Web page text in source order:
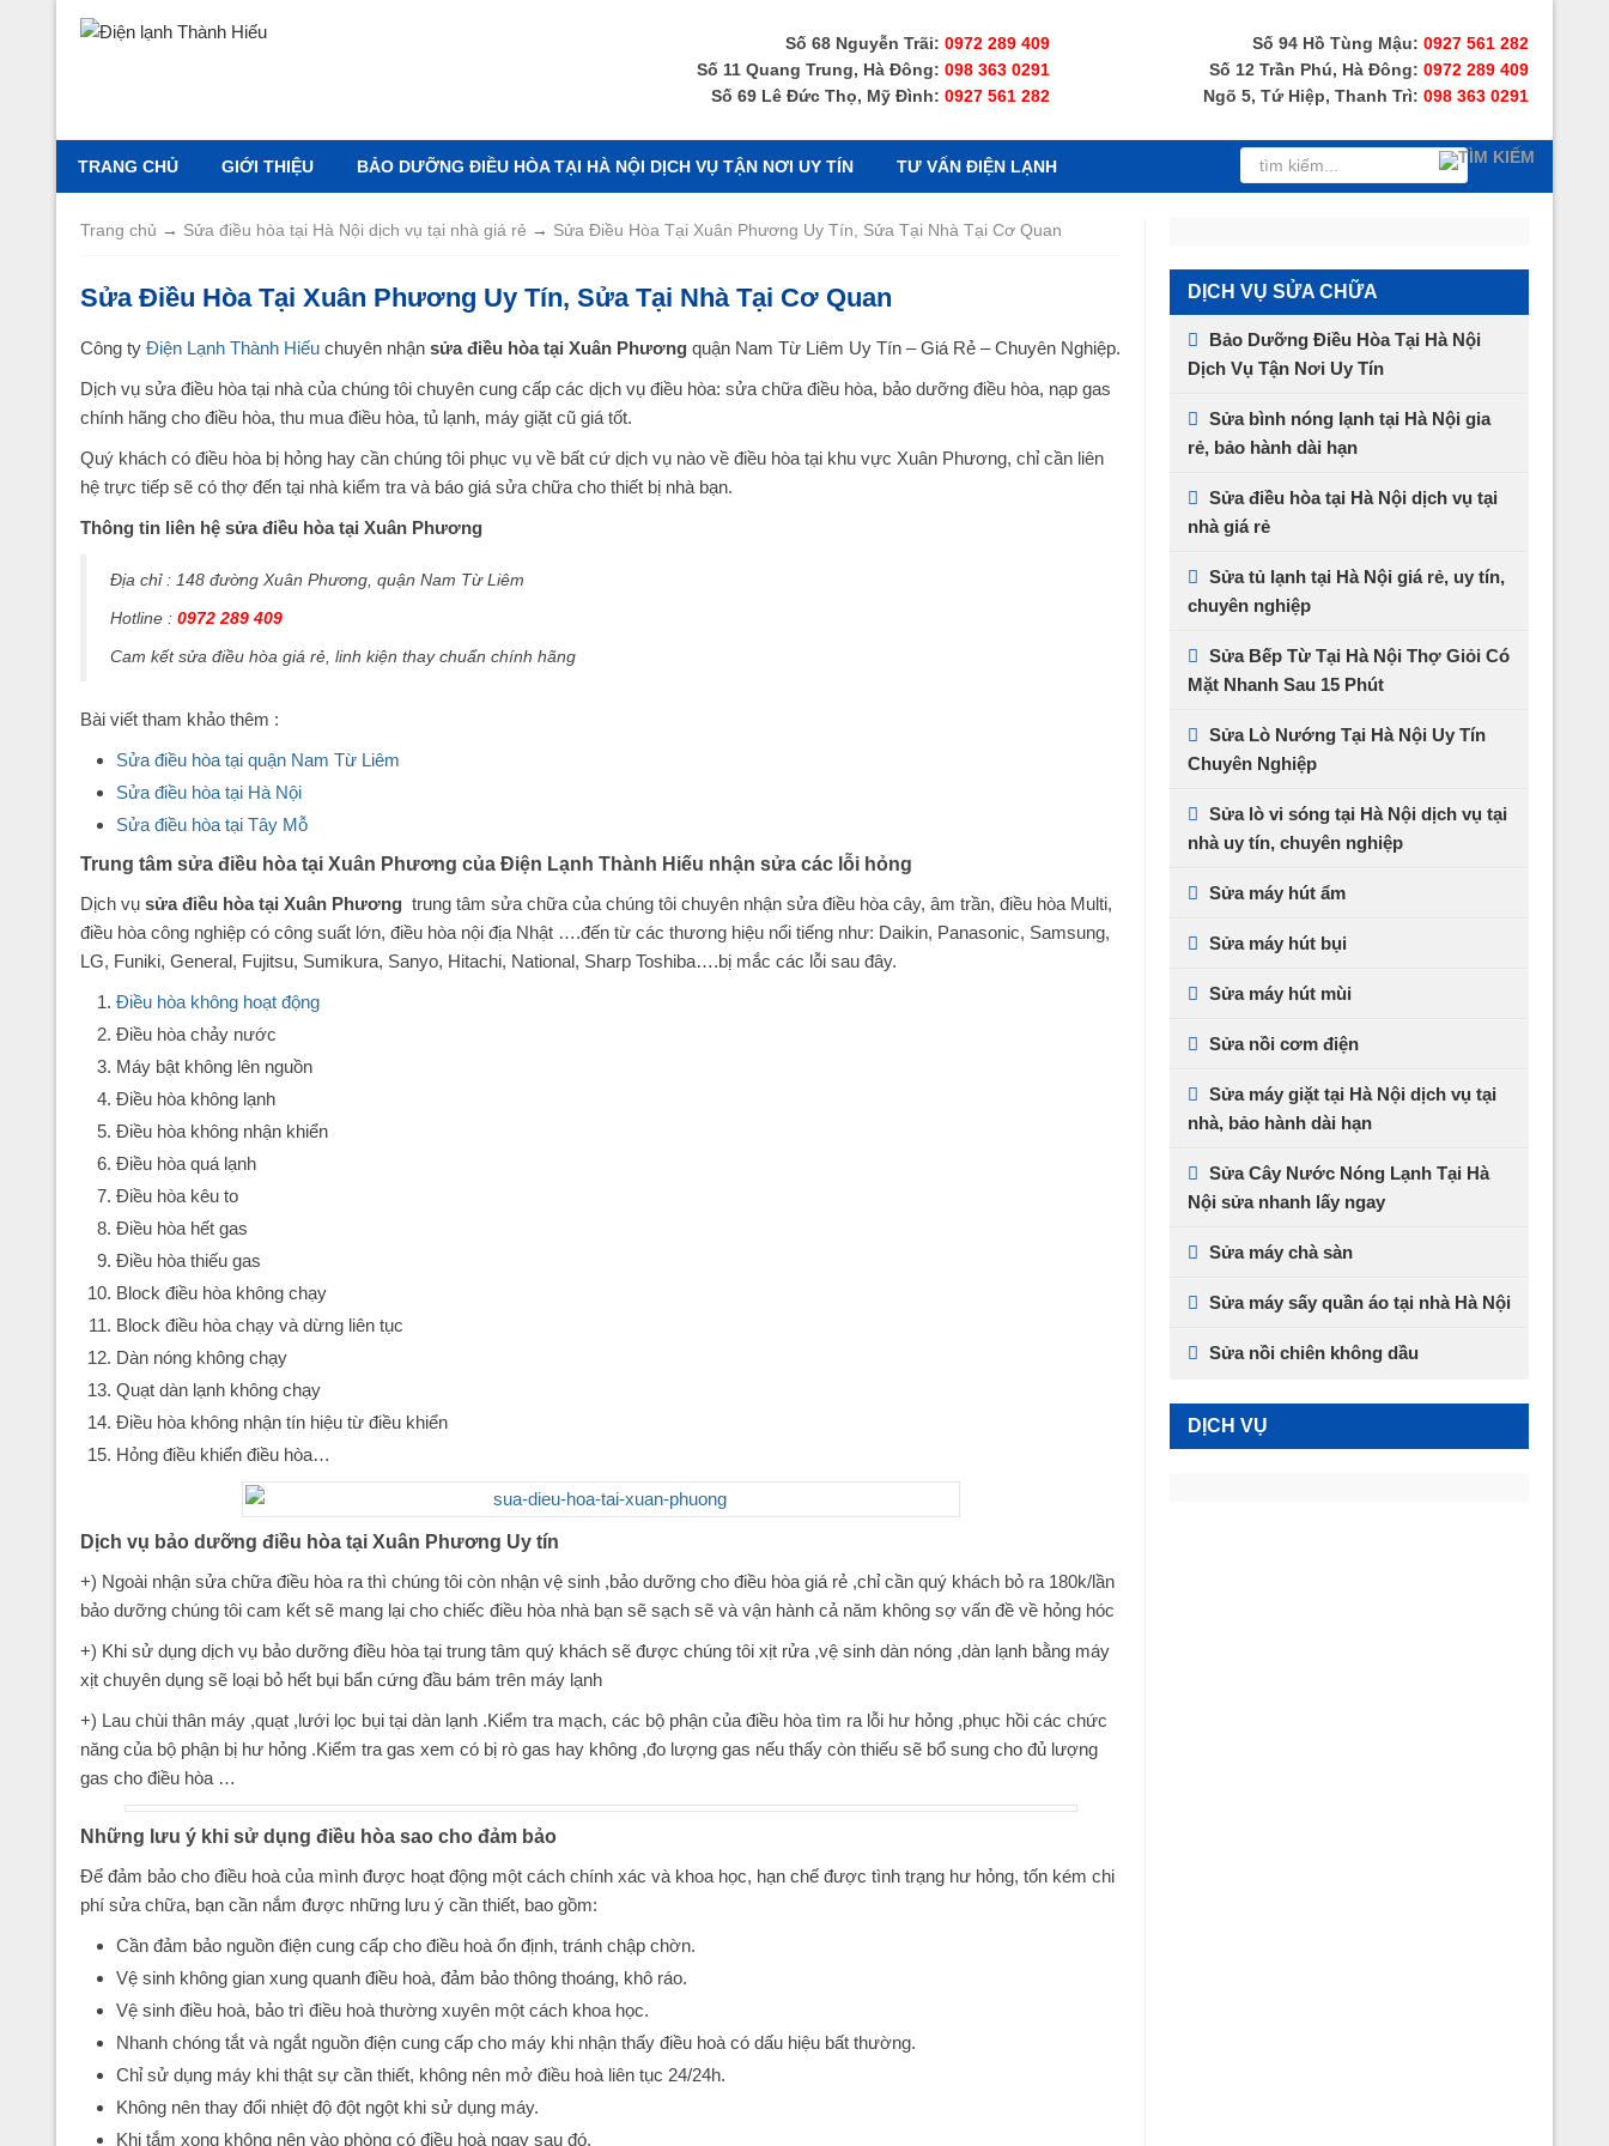
Số 68 Nguyễn Trãi: 0972 289 409 Số 94 Hồ Tùng Mậu: 0927 561 282
Số 11 Quang Trung, Hà Đông: 098 363 0291 Số 12 Trần Phú, Hà Đông: 0972 289 409
Số 69 Lê Đức Thọ, Mỹ Đình: 0927 561 282 Ngõ 5, Tứ Hiệp, Thanh Trì: 098 363 0291
TRANG CHỦ GIỚI THIỆU BẢO DƯỠNG ĐIỀU HÒA TẠI HÀ NỘI DỊCH VỤ TẬN NƠI UY TÍN TƯ VẤN ĐIỆN LẠNH
DỊCH VỤ SỬA CHỮA
Bảo Dưỡng Điều Hòa Tại Hà Nội
Dịch Vụ Tận Nơi Uy Tín
Sửa bình nóng lạnh tại Hà Nội gia
rẻ, bảo hành dài hạn
Sửa điều hòa tại Hà Nội dịch vụ tại
nhà giá rẻ
Sửa tủ lạnh tại Hà Nội giá rẻ, uy tín,
chuyên nghiệp
Sửa Bếp Từ Tại Hà Nội Thợ Giỏi Có
Mặt Nhanh Sau 15 Phút
Sửa Lò Nướng Tại Hà Nội Uy Tín
Chuyên Nghiệp
Sửa lò vi sóng tại Hà Nội dịch vụ tại
nhà uy tín, chuyên nghiệp
Sửa máy hút ẩm
Sửa máy hút bụi
Sửa máy hút mùi
Sửa nồi cơm điện
Sửa máy giặt tại Hà Nội dịch vụ tại
nhà, bảo hành dài hạn
Sửa Cây Nước Nóng Lạnh Tại Hà
Nội sửa nhanh lấy ngay
Sửa máy chà sàn
Sửa máy sấy quần áo tại nhà Hà Nội
Sửa nồi chiên không dầu
DỊCH VỤ
Trang chủ → Sửa điều hòa tại Hà Nội dịch vụ tại nhà giá rẻ → Sửa Điều Hòa Tại Xuân Phương Uy Tín, Sửa Tại Nhà Tại Cơ Quan
Sửa Điều Hòa Tại Xuân Phương Uy Tín, Sửa Tại Nhà Tại Cơ Quan
Công ty Điện Lạnh Thành Hiếu chuyên nhận sửa điều hòa tại Xuân Phương quận Nam Từ Liêm Uy Tín – Giá Rẻ – Chuyên Nghiệp.
Dịch vụ sửa điều hòa tại nhà của chúng tôi chuyên cung cấp các dịch vụ điều hòa: sửa chữa điều hòa, bảo dưỡng điều hòa, nạp gas
chính hãng cho điều hòa, thu mua điều hòa, tủ lạnh, máy giặt cũ giá tốt.
Quý khách có điều hòa bị hỏng hay cần chúng tôi phục vụ về bất cứ dịch vụ nào về điều hòa tại khu vực Xuân Phương, chỉ cần liên
hệ trực tiếp sẽ có thợ đến tại nhà kiểm tra và báo giá sửa chữa cho thiết bị nhà bạn.
Thông tin liên hệ sửa điều hòa tại Xuân Phương
Địa chỉ : 148 đường Xuân Phương, quận Nam Từ Liêm
Hotline : 0972 289 409
Cam kết sửa điều hòa giá rẻ, linh kiện thay chuẩn chính hãng
Bài viết tham khảo thêm :
Sửa điều hòa tại quận Nam Từ Liêm
Sửa điều hòa tại Hà Nội
Sửa điều hòa tại Tây Mỗ
Trung tâm sửa điều hòa tại Xuân Phương của Điện Lạnh Thành Hiếu nhận sửa các lỗi hỏng
Dịch vụ sửa điều hòa tại Xuân Phương trung tâm sửa chữa của chúng tôi chuyên nhận sửa điều hòa cây, âm trần, điều hòa Multi,
điều hòa công nghiệp có công suất lớn, điều hòa nội địa Nhật ….đến từ các thương hiệu nổi tiếng như: Daikin, Panasonic, Samsung,
LG, Funiki, General, Fujitsu, Sumikura, Sanyo, Hitachi, National, Sharp Toshiba….bị mắc các lỗi sau đây.
Điều hòa không hoạt động
Điều hòa chảy nước
Máy bật không lên nguồn
Điều hòa không lạnh
Điều hòa không nhận khiển
Điều hòa quá lạnh
Điều hòa kêu to
Điều hòa hết gas
Điều hòa thiếu gas
Block điều hòa không chạy
Block điều hòa chạy và dừng liên tục
Dàn nóng không chạy
Quạt dàn lạnh không chạy
Điều hòa không nhận tín hiệu từ điều khiển
Hỏng điều khiển điều hòa…
Dịch vụ bảo dưỡng điều hòa tại Xuân Phương Uy tín
+) Ngoài nhận sửa chữa điều hòa ra thì chúng tôi còn nhận vệ sinh ,bảo dưỡng cho điều hòa giá rẻ ,chỉ cần quý khách bỏ ra 180k/lần
bảo dưỡng chúng tôi cam kết sẽ mang lại cho chiếc điều hòa nhà bạn sẽ sạch sẽ và vận hành cả năm không sợ vấn đề về hỏng hóc
+) Khi sử dụng dịch vụ bảo dưỡng điều hòa tại trung tâm quý khách sẽ được chúng tôi xịt rửa ,vệ sinh dàn nóng ,dàn lạnh bằng máy
xịt chuyên dụng sẽ loại bỏ hết bụi bẩn cứng đầu bám trên máy lạnh
+) Lau chùi thân máy ,quạt ,lưới lọc bụi tại dàn lạnh .Kiểm tra mạch, các bộ phận của điều hòa tìm ra lỗi hư hỏng ,phục hồi các chức
năng của bộ phận bị hư hỏng .Kiểm tra gas xem có bị rò gas hay không ,đo lượng gas nếu thấy còn thiếu sẽ bổ sung cho đủ lượng
gas cho điều hòa …
Những lưu ý khi sử dụng điều hòa sao cho đảm bảo
Để đảm bảo cho điều hoà của mình được hoạt động một cách chính xác và khoa học, hạn chế được tình trạng hư hỏng, tốn kém chi
phí sửa chữa, bạn cần nắm được những lưu ý cần thiết, bao gồm:
Cần đảm bảo nguồn điện cung cấp cho điều hoà ổn định, tránh chập chờn.
Vệ sinh không gian xung quanh điều hoà, đảm bảo thông thoáng, khô ráo.
Vệ sinh điều hoà, bảo trì điều hoà thường xuyên một cách khoa học.
Nhanh chóng tắt và ngắt nguồn điện cung cấp cho máy khi nhận thấy điều hoà có dấu hiệu bất thường.
Chỉ sử dụng máy khi thật sự cần thiết, không nên mở điều hoà liên tục 24/24h.
Không nên thay đổi nhiệt độ đột ngột khi sử dụng máy.
Khi tắm xong không nên vào phòng có điều hoà ngay sau đó.